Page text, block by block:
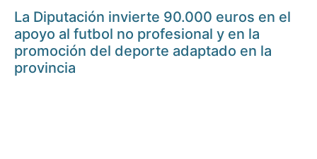
La Diputación invierte 90.000 euros en el
apoyo al futbol no profesional y en la
promoción del deporte adaptado en la
provincia